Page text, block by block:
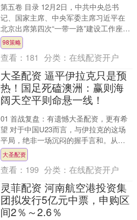
第五卷 目录 12月2日，中共中央总书
记、国家主席、中央军委主席习近平在
北京出席第四次“一带一路”建设工作座谈
会并发表重要讲话。 中共中央总书记、
国家主席、中央....
98策略
查看： 181 分类：在线配资开户
大圣配资 逼平伊拉克只是预
热！国足死磕澳洲：赢则海
阔天空平则命悬一线！
01 首战复盘：有遗憾大圣配资，更有希
望 对于中国U23而言，与伊拉克的这场
平局，绝非一场沉闷的握手言和。从比
赛的第一分钟起，紧张与悬念就贯穿始
终。开场仅7分钟....
大圣配资
查看： 199 分类：在线配资开户
灵菲配资 河南航空港投资集
团拟发行5亿元中票，申购区
间2％～2.6％